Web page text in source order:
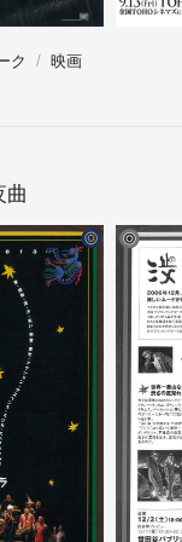
ク 映画